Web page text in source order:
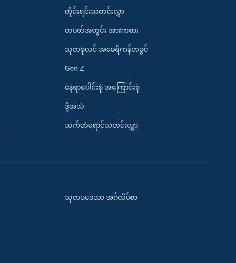
တိုင်းရင်းသတင်းလွှာ
တပတ်အတွင်း အားကစား
သုတစုံလင် အမေရိကန်တခွင်
Gen Z
နေရာပေါင်းစုံ အကြောင်းစုံ
ဒို့အသံ
သက်တံရောင်သတင်းလွှာ
သုတပဒေသာ အင်္ဂလိပ်စာ